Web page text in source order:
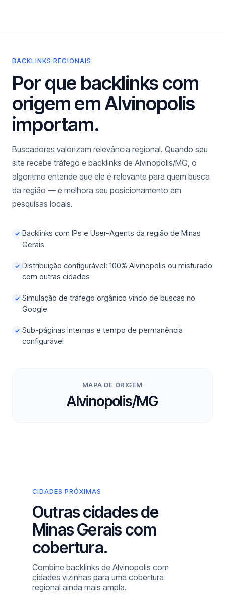
BACKLINKS REGIONAIS
Por que backlinks com
origem em Alvinopolis
importam.
Buscadores valorizam relevância regional. Quando seu
site recebe tráfego e backlinks de Alvinopolis/MG, o
algoritmo entende que ele é relevante para quem busca
da região — e melhora seu posicionamento em
pesquisas locais.
✓ Backlinks com IPs e User-Agents da região de Minas
Gerais
✓ Distribuição configurável: 100% Alvinopolis ou misturado
com outras cidades
✓ Simulação de tráfego orgânico vindo de buscas no
Google
✓ Sub-páginas internas e tempo de permanência
configurável
MAPA DE ORIGEM
Alvinopolis/MG
CIDADES PRÓXIMAS
Outras cidades de
Minas Gerais com
cobertura.
Combine backlinks de Alvinopolis com
cidades vizinhas para uma cobertura
regional ainda mais ampla.